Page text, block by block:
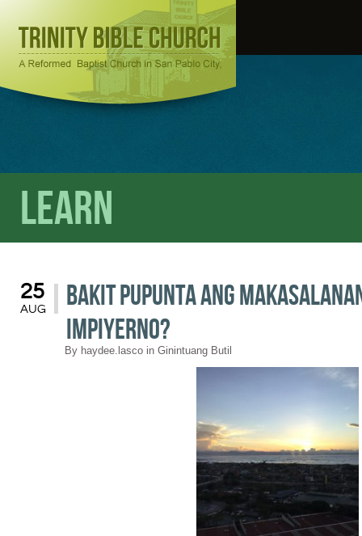
Learn
25
AUG
Bakit Pupunta Ang
Impiyerno?
By haydee.lasco in Ginintuang Butil